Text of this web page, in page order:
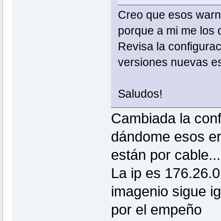
Creo que esos
porque a mi me los
Revisa la
versiones nuevas
Saludos!
Cambiada la
dándome esos
están por
La ip es
imagenio sigue
por el empeño